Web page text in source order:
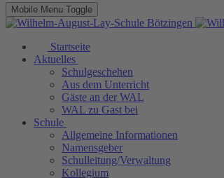
Mobile Menu Toggle
Startseite
Aktuelles
Schulgeschehen
Aus dem Unterricht
Gäste an der WAL
WAL zu Gast bei
Schule
Allgemeine Informationen
Namensgeber
Schulleitung/Verwaltung
Kollegium